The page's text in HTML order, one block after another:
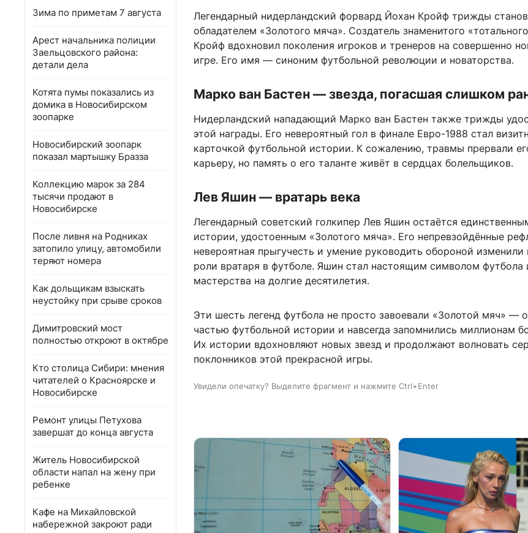
Зима по приметам 7 августа
Арест начальника полиции
Заельцовского района:
детали дела
Котята пумы показались из
домика в Новосибирском
зоопарке
Новосибирский зоопарк
показал мартышку Бразза
Коллекцию марок за 284
тысячи продают в
Новосибирске
После ливня на Родниках
затопило улицу, автомобили
теряют номера
Как дольщикам взыскать
неустойку при срыве сроков
Димитровский мост
полностью откроют в октябре
Кто столица Сибири: мнения
читателей о Красноярске и
Новосибирске
Ремонт улицы Петухова
завершат до конца августа
Житель Новосибирской
области напал на жену при
ребенке
Кафе на Михайловской
набережной закроют ради
Легендарный нидерландский форвард Йохан Кройф трижды
обладателем «Золотого мяча». Создатель знаменитого
Кройф вдохновил поколения игроков и тренеров на совершенно
игре. Его имя — синоним футбольной революции и новаторства.
Марко ван Бастен — звезда, погасшая слишком
Нидерландский нападающий Марко ван Бастен также трижды
этой награды. Его невероятный гол в финале Евро-1988 стал
карточкой футбольной истории. К сожалению, травмы прервали
карьеру, но память о его таланте живёт в сердцах болельщиков.
Лев Яшин — вратарь века
Легендарный советский голкипер Лев Яшин остаётся
истории, удостоенным «Золотого мяча». Его непревзойдённые
невероятная прыгучесть и умение руководить обороной изменили
роли вратаря в футболе. Яшин стал настоящим символом футбола
мастерства на долгие десятилетия.
Эти шесть легенд футбола не просто завоевали «Золотой мяч» —
частью футбольной истории и навсегда запомнились миллионам
Их истории вдохновляют новых звезд и продолжают волновать
поклонников этой прекрасной игры.
Увидели опечатку? Выделите фрагмент и нажмите Ctrl+Enter